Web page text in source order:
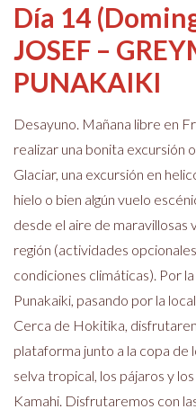
Día 14
JOSEF –
PUNAKAIKI
Desayuno. Mañana libre en
realizar una bonita excursión
Glaciar, una excursión en
hielo o bien algún vuelo
desde el aire de maravillosas
región (actividades
condiciones climáticas). Por
Punakaiki, pasando por la
Cerca de Hokitika,
plataforma junto a la copa de
selva tropical, los pájaros y
Kamahi. Disfrutaremos con